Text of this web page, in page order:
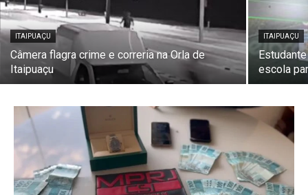
ITAIPUAÇU
Câmera flagra crime e correria na Orla de
Itaipuaçu
ITAIPUAÇU
escola